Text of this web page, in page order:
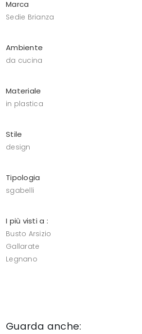
Marca
Sedie Brianza
Ambiente
da cucina
Materiale
in plastica
Stile
design
Tipologia
sgabelli
I più visti a :
Busto Arsizio
Gallarate
Legnano
Guarda anche: